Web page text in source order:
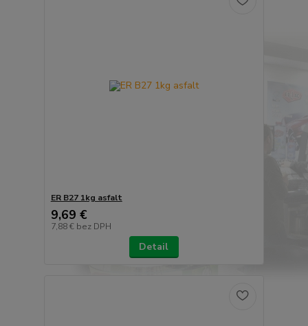
ER B27 1kg asfalt
9,69 €
7,88 € bez DPH
Detail